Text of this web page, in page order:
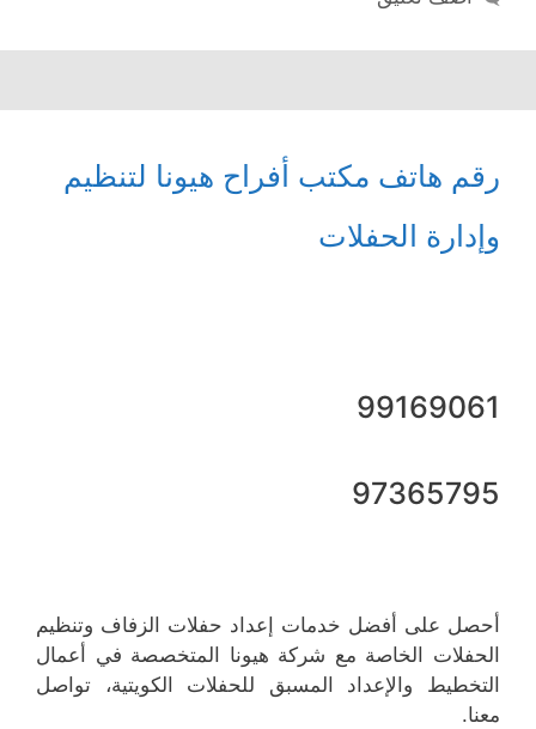
رقم هاتف مكتب أفراح هيونا لتنظيم
وإدارة الحفلات
99169061
97365795
أحصل على أفضل خدمات إعداد حفلات الزفاف وتنظيم
الحفلات الخاصة مع شركة هيونا المتخصصة في أعمال
التخطيط والإعداد المسبق للحفلات الكويتية، تواصل
معنا.